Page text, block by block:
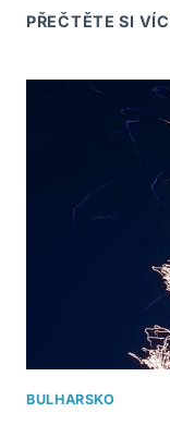
PŘEČTĚTE SI
BULHARSKO